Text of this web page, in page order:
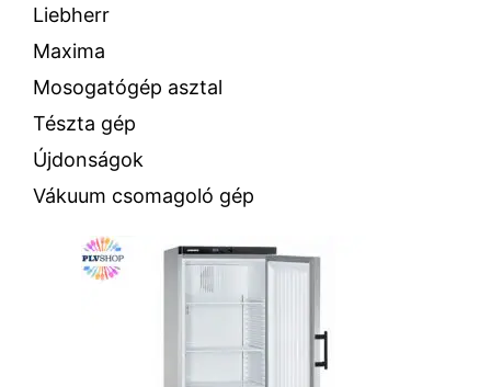
Liebherr
Maxima
Mosogatógép asztal
Tészta gép
Újdonságok
Vákuum csomagoló gép